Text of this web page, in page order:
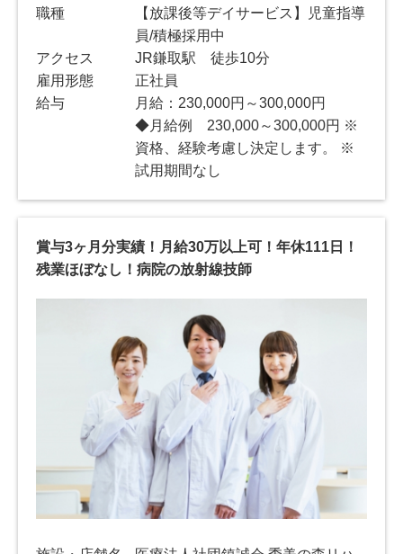
職種
【放課後等デイサービス】児童指導
員/積極採用中
アクセス
JR鎌取駅 徒歩10分
雇用形態
正社員
給与
月給：230,000円～300,000円
◆月給例 230,000～300,000円 ※
資格、経験考慮し決定します。 ※
試用期間なし
賞与3ヶ月分実績！月給30万以上可！年休111日！
残業ほぼなし！病院の放射線技師